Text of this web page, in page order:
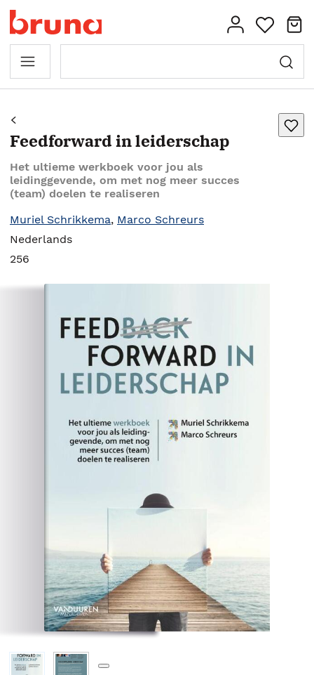
Feedforward in leiderschap
Het ultieme werkboek voor jou als
leidinggevende, om met nog meer succes
(team) doelen te realiseren
Muriel Schrikkema, Marco Schreurs
Nederlands
256